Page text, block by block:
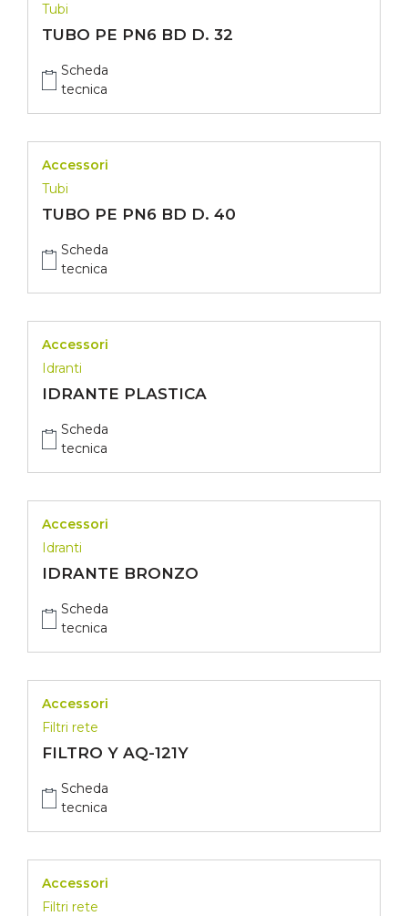
Tubi
TUBO PE PN6 BD D. 32
Scheda
tecnica
Accessori
Tubi
TUBO PE PN6 BD D. 40
Scheda
tecnica
Accessori
Idranti
IDRANTE PLASTICA
Scheda
tecnica
Accessori
Idranti
IDRANTE BRONZO
Scheda
tecnica
Accessori
Filtri rete
FILTRO Y AQ-121Y
Scheda
tecnica
Accessori
Filtri rete